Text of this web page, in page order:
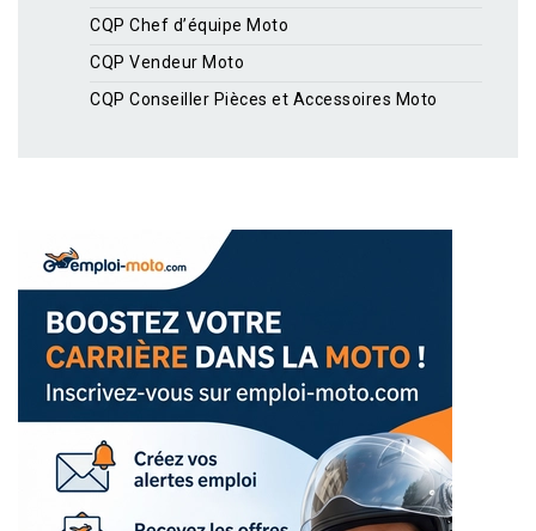
CQP Chef d’équipe Moto
CQP Vendeur Moto
CQP Conseiller Pièces et Accessoires Moto